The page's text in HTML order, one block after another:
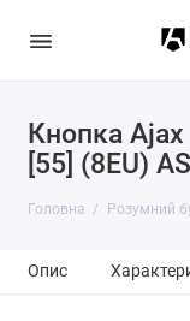
Кнопка
[55] (8EU)
Головна Розумний
Опис